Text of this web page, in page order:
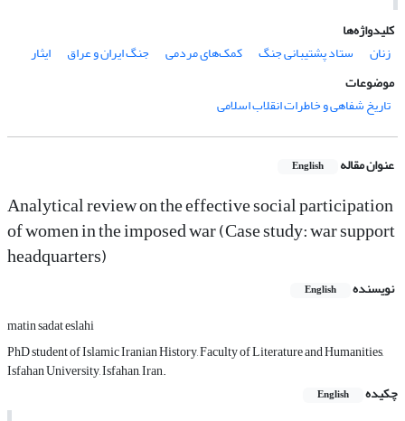
کلیدواژه‌ها
زنان
ستاد پشتیبانی جنگ کمک‌های مردمی جنگ ایران و عراق
ایثار
موضوعات
تاریخ شفاهی و خاطرات انقلاب اسلامی
عنوان مقاله English
Analytical review on the effective social participation
of women in the imposed war (Case study: war support
headquarters)
نویسنده English
matin sadat eslahi
PhD student of Islamic Iranian History, Faculty of Literature and Humanities,
Isfahan University, Isfahan, Iran.
چکیده
English